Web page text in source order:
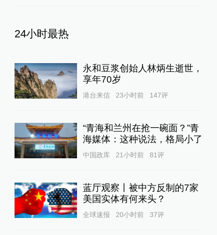
24小时最热
永和豆浆创始人林炳生逝世，
享年70岁
港台来信 23小时前 147评
“青海和兰州在抢一碗面？”青
海媒体：这种说法，格局小了
中国政库 21小时前 81评
蓝厅观察丨被中方反制的7家
美国实体有何来头？
全球速报 20小时前 37评